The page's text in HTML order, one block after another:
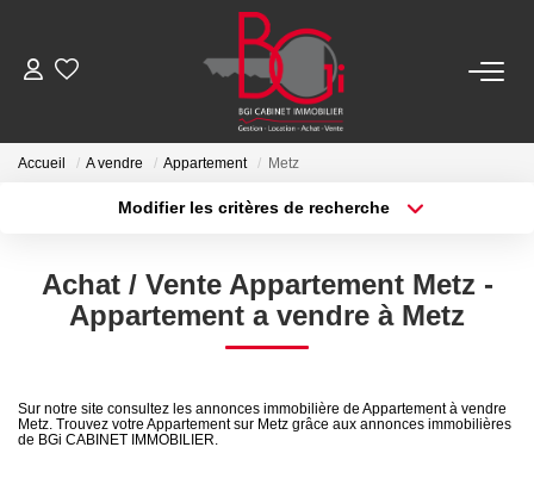
ACHETER
Ancien
Télécharger Le Dossier De Location
Accueil A vendre Appartement Metz
Modifier les critères de recherche
Sélectionnez...
Type de bien
Surface min
Créer une alerte
Achat / Vente Appartement Metz -
Appartement a vendre à Metz
Sur notre site consultez les annonces immobilière de Appartement à vendre
Metz. Trouvez votre Appartement sur Metz grâce aux annonces immobilières
de BGi CABINET IMMOBILIER.